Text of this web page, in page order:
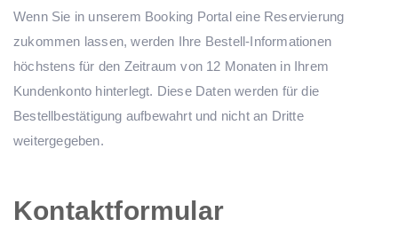
Wenn Sie in unserem Booking Portal eine Reservierung
zukommen lassen, werden Ihre Bestell-Informationen
höchstens für den Zeitraum von 12 Monaten in Ihrem
Kundenkonto hinterlegt. Diese Daten werden für die
Bestellbestätigung aufbewahrt und nicht an Dritte
weitergegeben.
Kontaktformular